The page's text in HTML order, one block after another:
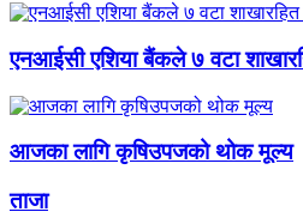
एनआईसी एशिया बैंकले ७ वटा
आजका लागि कृषिउपजको थोक मूल्य
ताजा